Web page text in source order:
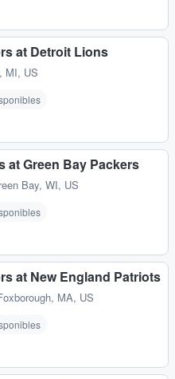
at Detroit Lions
MI, US
at Green Bay Packers
Bay, WI, US
at New England Patriots
MA, US